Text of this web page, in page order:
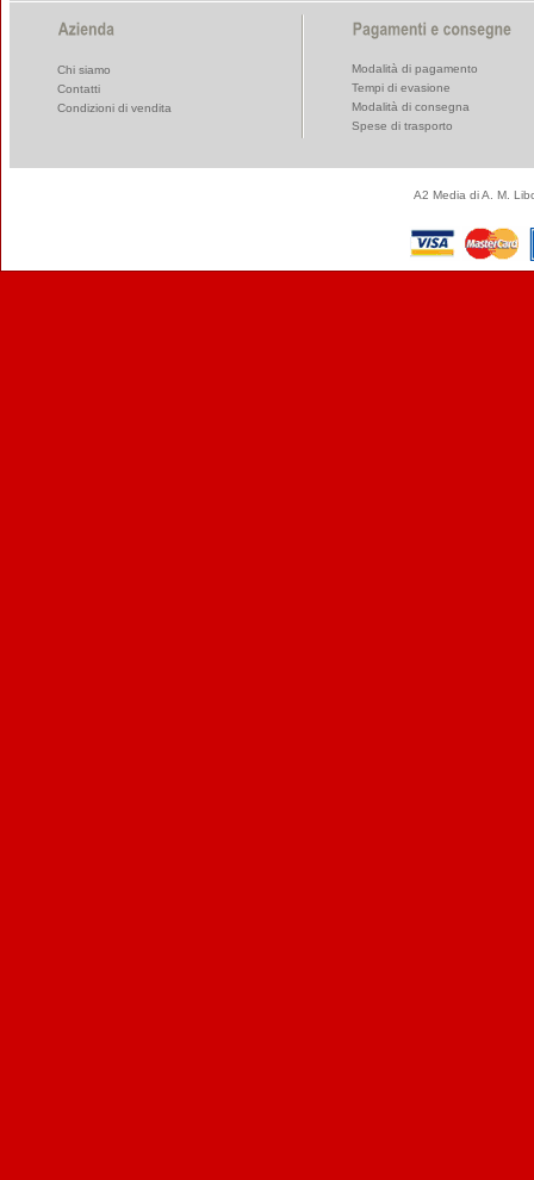
Chi siamo
Contatti
Condizioni di vendita
Modalità di pagamento
Tempi di evasione
Modalità di consegna
Spese di trasporto
A2 Media di A. M.